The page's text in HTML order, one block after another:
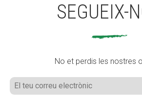
SEGUEIX-
No et perdis les nostres